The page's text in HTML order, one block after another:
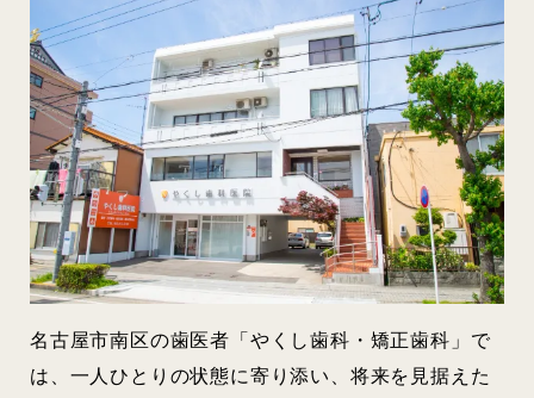
名古屋市南区の歯医者「やくし歯科・矯正歯科」で
は、一人ひとりの状態に寄り添い、将来を見据えた